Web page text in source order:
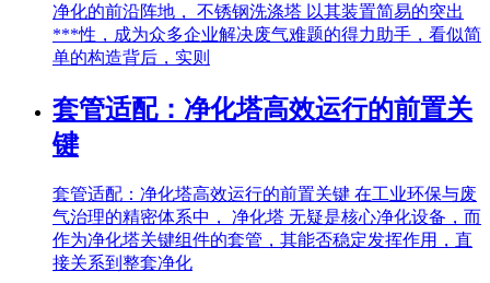
净化的前沿阵地， 不锈钢洗涤塔 以其装置简易的突出
***性，成为众多企业解决废气难题的得力助手，看似简
单的构造背后，实则
套管适配：净化塔高效运行的前置关
键
套管适配：净化塔高效运行的前置关键 在工业环保与废
气治理的精密体系中， 净化塔 无疑是核心净化设备，而
作为净化塔关键组件的套管，其能否稳定发挥作用，直
接关系到整套净化